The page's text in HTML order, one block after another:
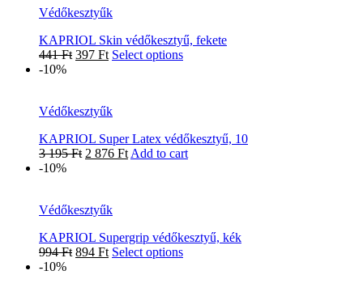
Védőkesztyűk
KAPRIOL Skin védőkesztyű, fekete
441Ft 397 Ft Select options
-10%
Védőkesztyűk
KAPRIOL Super Latex védőkesztyű, 10
3 195Ft 2 876 Ft Add to cart
-10%
Védőkesztyűk
KAPRIOL Supergrip védőkesztyű, kék
994Ft 894 Ft Select options
-10%